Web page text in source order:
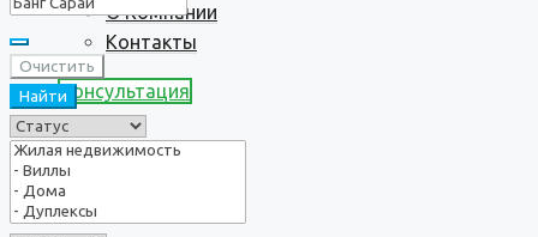
О Компании
Контакты
Консультация
Очистить
Найти